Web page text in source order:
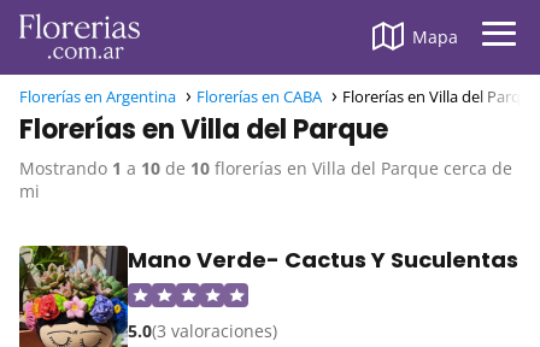
Mapa
Florerías en Argentina Florerías en CABA Florerías en Villa del Parque
Florerías en Villa del Parque
Mostrando 1 a 10 de 10 florerías en Villa del Parque cerca de
mi
Mano Verde- Cactus Y Suculentas
5.0(3 valoraciones)